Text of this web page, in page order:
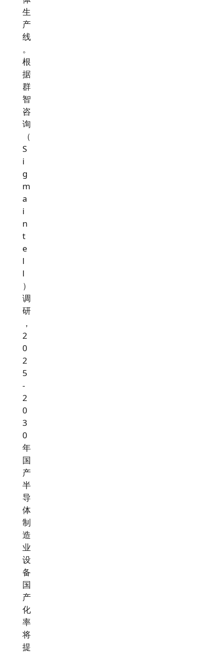
生
产
线
。
根
据
群
智
咨
询
（
S
i
g
m
a
i
n
t
e
l
l
）
调
研
，
2
0
2
5
-
2
0
3
0
年
国
产
半
导
体
制
造
业
设
备
国
产
化
率
将
提